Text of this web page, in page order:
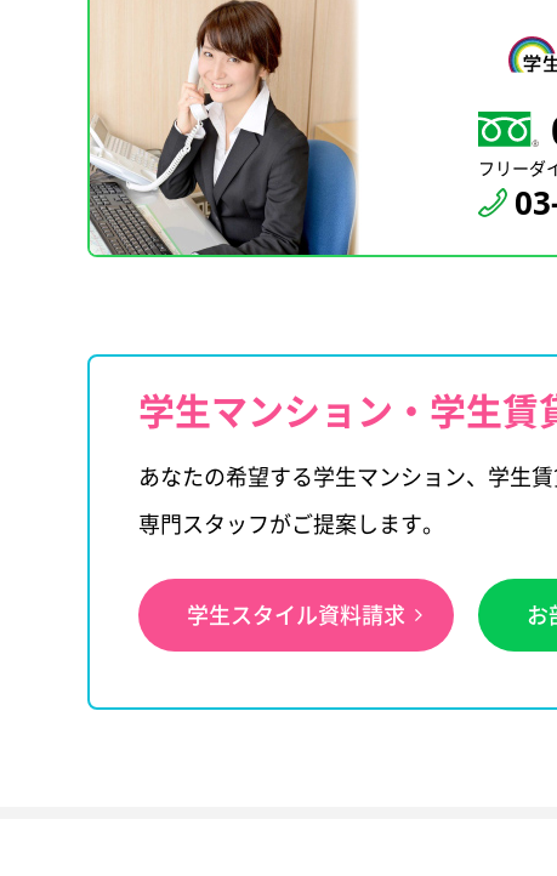
フリーダ
学生マンション・学生賃
あなたの希望する学生マンション、学生
専門スタッフがご提案します。
学生スタイル資料請求 お